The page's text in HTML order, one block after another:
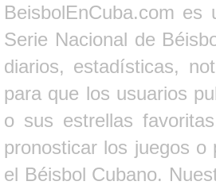
BeisbolEnCuba.com
Serie Nacional de
diarios, estadísticas,
para que los usuarios
o sus estrellas
pronosticar los juegos
el Béisbol Cubano.